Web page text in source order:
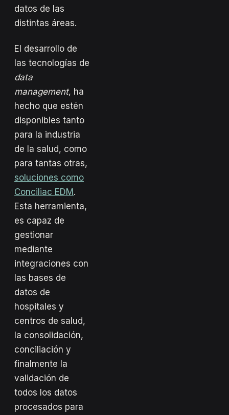
datos de las
distintas áreas.
El desarrollo de
las tecnologías de
data
management, ha
hecho que estén
disponibles tanto
para la industria
de la salud, como
para tantas otras,
soluciones como
Conciliac EDM.
Esta herramienta,
es capaz de
gestionar
mediante
integraciones con
las bases de
datos de
hospitales y
centros de salud,
la consolidación,
conciliación y
finalmente la
validación de
todos los datos
procesados para